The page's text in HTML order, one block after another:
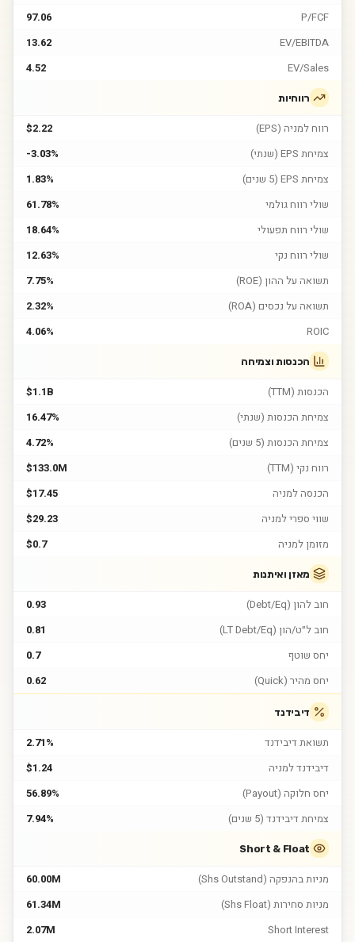
P/FCF
97.06
EV/EBITDA
13.62
EV/Sales
4.52
רווחיות
רווח למניה (EPS)
$2.22
צמיחת EPS (שנתי)
-3.03%
צמיחת EPS (5 שנים)
1.83%
שולי רווח גולמי
61.78%
שולי רווח תפעולי
18.64%
שולי רווח נקי
12.63%
תשואה על ההון (ROE)
7.75%
תשואה על נכסים (ROA)
2.32%
ROIC
4.06%
הכנסות וצמיחה
הכנסות (TTM)
$1.1B
צמיחת הכנסות (שנתי)
16.47%
צמיחת הכנסות (5 שנים)
4.72%
רווח נקי (TTM)
$133.0M
הכנסה למניה
$17.45
שווי ספרי למניה
$29.23
מזומן למניה
$0.7
מאזן ואיתנות
חוב להון (Debt/Eq)
0.93
חוב ל״ט/הון (LT Debt/Eq)
0.81
יחס שוטף
0.7
יחס מהיר (Quick)
0.62
דיבידנד
תשואת דיבידנד
2.71%
דיבידנד למניה
$1.24
יחס חלוקה (Payout)
56.89%
צמיחת דיבידנד (5 שנים)
7.94%
Short & Float
מניות בהנפקה (Shs Outstand)
60.00M
מניות סחירות (Shs Float)
61.34M
Short Interest
2.07M